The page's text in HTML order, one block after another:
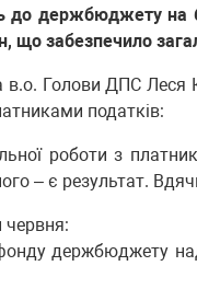
до держбюджету на
що забезпечило
Голови ДПС Леся
податків:
роботи з
– є результат.
червня:
держбюджету